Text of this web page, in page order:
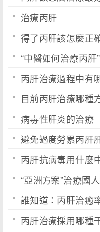
疾病
治療丙肝
得了丙肝該怎麼正
“中醫如何治療丙肝
丙肝治療過程中有
目前丙肝治療哪種
病毒性肝炎的治療
避免過度勞累丙肝
丙肝抗病毒用什麼
“亞洲方案”治療國
誰知道：丙肝治癒
丙肝治療採用哪種